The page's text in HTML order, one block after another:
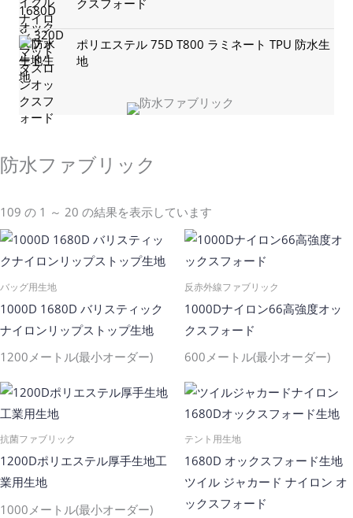
ポリエステル 75D T800 ラミネート TPU 防水生
地
防水ファブリック
109 の 1 ～ 20 の結果を表示しています
バッグ用生地
1000D 1680D バリスティック
ナイロンリップストップ生地
1200メートル(最小オーダー)
反赤外線ファブリック
1000Dナイロン66高強度オッ
クスフォード
600メートル(最小オーダー)
抗菌ファブリック
1200Dポリエステル厚手生地工
業用生地
1000メートル(最小オーダー)
テント用生地
1680D オックスフォード生地
ツイル ジャカード ナイロン オ
ックスフォード